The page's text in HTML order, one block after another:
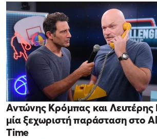
Αντώνης Κρόμπας και Λευτέρης
μία ξεχωριστή παράσταση στο
Time